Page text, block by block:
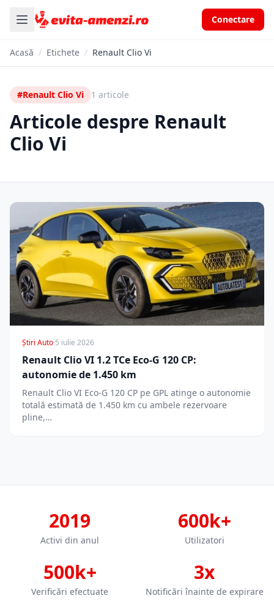
Conectare
Acasă / Etichete / Renault Clio Vi
#Renault Clio Vi 1 articole
Articole despre Renault
Clio Vi
Știri Auto·5 iulie 2026
Renault Clio VI 1.2 TCe Eco-G 120 CP:
autonomie de 1.450 km
Renault Clio VI Eco-G 120 CP pe GPL atinge o autonomie
totală estimată de 1.450 km cu ambele rezervoare
pline,…
2019
Activi din anul
600k+
Utilizatori
500k+
Verificări efectuate
3x
Notificări înainte de expirare